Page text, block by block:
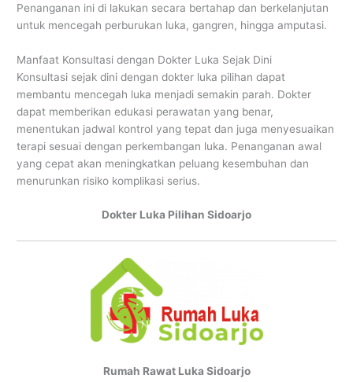
Penanganan ini di lakukan secara bertahap dan berkelanjutan
untuk mencegah perburukan luka, gangren, hingga amputasi.
Manfaat Konsultasi dengan Dokter Luka Sejak Dini
Konsultasi sejak dini dengan dokter luka pilihan dapat
membantu mencegah luka menjadi semakin parah. Dokter
dapat memberikan edukasi perawatan yang benar,
menentukan jadwal kontrol yang tepat dan juga menyesuaikan
terapi sesuai dengan perkembangan luka. Penanganan awal
yang cepat akan meningkatkan peluang kesembuhan dan
menurunkan risiko komplikasi serius.
Dokter Luka Pilihan Sidoarjo
Rumah Rawat Luka Sidoarjo